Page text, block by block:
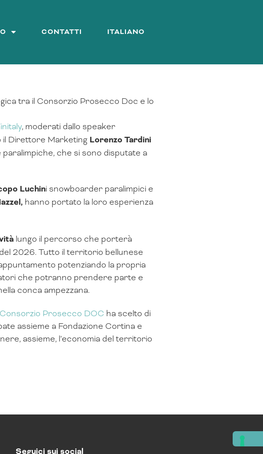
CONTATTI ITALIANO
tra il Consorzio Prosecco Doc e lo
, moderati dallo speaker
il Direttore Marketing Lorenzo Tardini
che si sono disputate a
Luchini snowboarder paralimpici e
hanno portato la loro esperienza
lungo il percorso che porterà
2026. Tutto il territorio bellunese
potenziando la propria
che potranno prendere parte e
conca ampezzana.
Consorzio Prosecco DOC ha scelto di
assieme a Fondazione Cortina e
assieme, l’economia del territorio
Seguici sui social